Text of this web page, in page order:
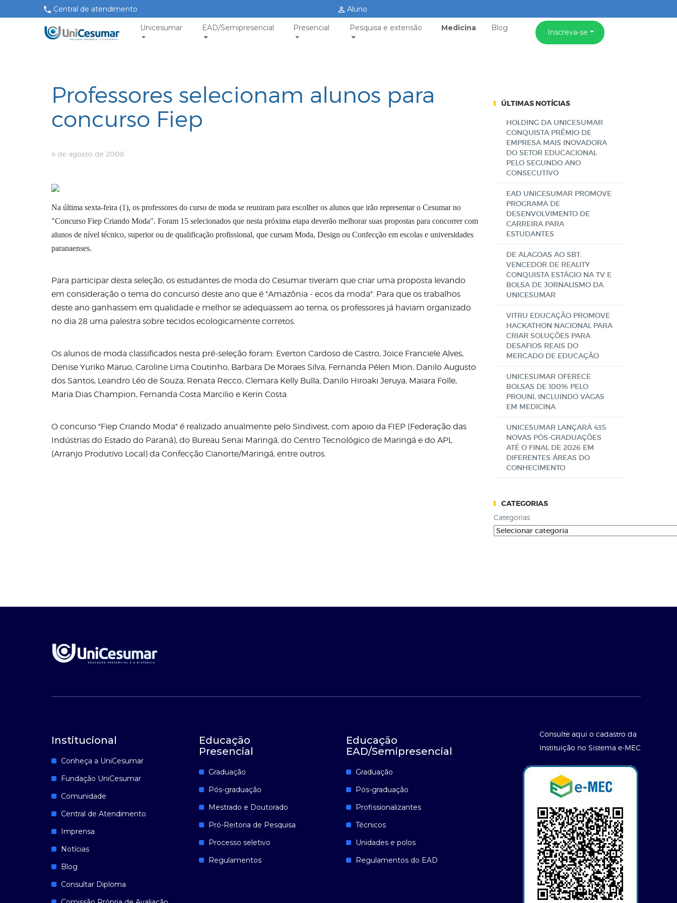
Central de atendimento Aluno
Unicesumar EAD/Semipresencial Presencial Pesquisa e extensão Medicina Blog Inscreva-se
Professores selecionam alunos para
concurso Fiep
4 de agosto de 2008
Na última sexta-feira (1), os professores do curso de moda se reuniram para escolher os alunos que irão representar o Cesumar no
"Concurso Fiep Criando Moda". Foram 15 selecionados que nesta próxima etapa deverão melhorar suas propostas para concorrer com
alunos de nível técnico, superior ou de qualificação profissional, que cursam Moda, Design ou Confecção em escolas e universidades
paranaenses.
Para participar desta seleção, os estudantes de moda do Cesumar tiveram que criar uma proposta levando
em consideração o tema do concurso deste ano que é "Amazônia - ecos da moda". Para que os trabalhos
deste ano ganhassem em qualidade e melhor se adequassem ao tema, os professores já haviam organizado
no dia 28 uma palestra sobre tecidos ecologicamente corretos.
Os alunos de moda classificados nesta pré-seleção foram: Everton Cardoso de Castro, Joice Franciele Alves,
Denise Yuriko Maruo, Caroline Lima Coutinho, Barbara De Moraes Silva, Fernanda Pélen Mion, Danilo Augusto
dos Santos, Leandro Léo de Souza, Renata Recco, Clemara Kelly Bulla, Danilo Hiroaki Jeruya, Maiara Folle,
Maria Dias Champion, Fernanda Costa Marcilio e Kerin Costa.
O concurso "Fiep Criando Moda" é realizado anualmente pelo Sindivest, com apoio da FIEP (Federação das
Indústrias do Estado do Paraná), do Bureau Senai Maringá, do Centro Tecnológico de Maringá e do APL
(Arranjo Produtivo Local) da Confecção Cianorte/Maringá, entre outros.
ÚLTIMAS NOTÍCIAS
HOLDING DA UNICESUMAR
CONQUISTA PRÊMIO DE
EMPRESA MAIS INOVADORA
DO SETOR EDUCACIONAL
PELO SEGUNDO ANO
CONSECUTIVO
EAD UNICESUMAR PROMOVE
PROGRAMA DE
DESENVOLVIMENTO DE
CARREIRA PARA
ESTUDANTES
DE ALAGOAS AO SBT:
VENCEDOR DE REALITY
CONQUISTA ESTÁGIO NA TV E
BOLSA DE JORNALISMO DA
UNICESUMAR
VITRU EDUCAÇÃO PROMOVE
HACKATHON NACIONAL PARA
CRIAR SOLUÇÕES PARA
DESAFIOS REAIS DO
MERCADO DE EDUCAÇÃO
UNICESUMAR OFERECE
BOLSAS DE 100% PELO
PROUNI, INCLUINDO VAGAS
EM MEDICINA
UNICESUMAR LANÇARÁ 435
NOVAS PÓS-GRADUAÇÕES
ATÉ O FINAL DE 2026 EM
DIFERENTES ÁREAS DO
CONHECIMENTO
CATEGORIAS
Categorias
Institucional
Conheça a UniCesumar
Fundação UniCesumar
Comunidade
Central de Atendimento
Imprensa
Notícias
Blog
Consultar Diploma
Educação
Presencial
Graduação
Pós-graduação
Mestrado e Doutorado
Pró-Reitoria de Pesquisa
Processo seletivo
Regulamentos
Educação
EAD/Semipresencial
Graduação
Pós-graduação
Profissionalizantes
Técnicos
Unidades e polos
Regulamentos do EAD
Consulte aqui o cadastro da
Instituição no Sistema e-MEC